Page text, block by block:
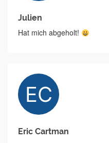
Julien
Hat mich abgeholt!
Eric Cartman